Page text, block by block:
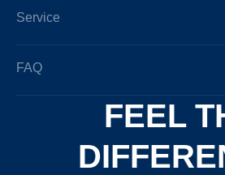
Service
FAQ
FEEL